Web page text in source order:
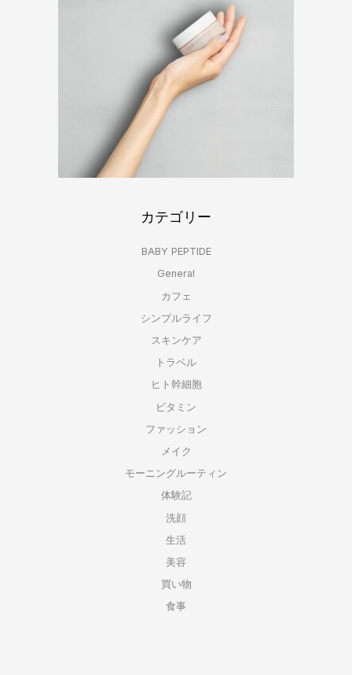
カテゴリー
BABY PEPTIDE
General
カフェ
シンプルライフ
スキンケア
トラベル
ヒト幹細胞
ビタミン
ファッション
メイク
モーニングルーティン
体験記
洗顔
生活
美容
買い物
食事